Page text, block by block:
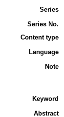
Series
Series No.
Content type
Language
Note
Keyword
Abstract